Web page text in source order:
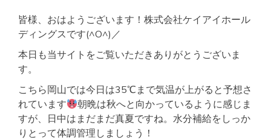
皆様、おはようございます！株式会社ケイアイホール
ディングスです(^O^)／
本日も当サイトをご覧いただきありがとうございま
す。
こちら岡山では今日は35℃まで気温が上がると予想さ
れています
朝晩は秋へと向かっているように感じま
すが、日中はまだまだ真夏ですね。水分補給をしっか
りとって体調管理しましょう！